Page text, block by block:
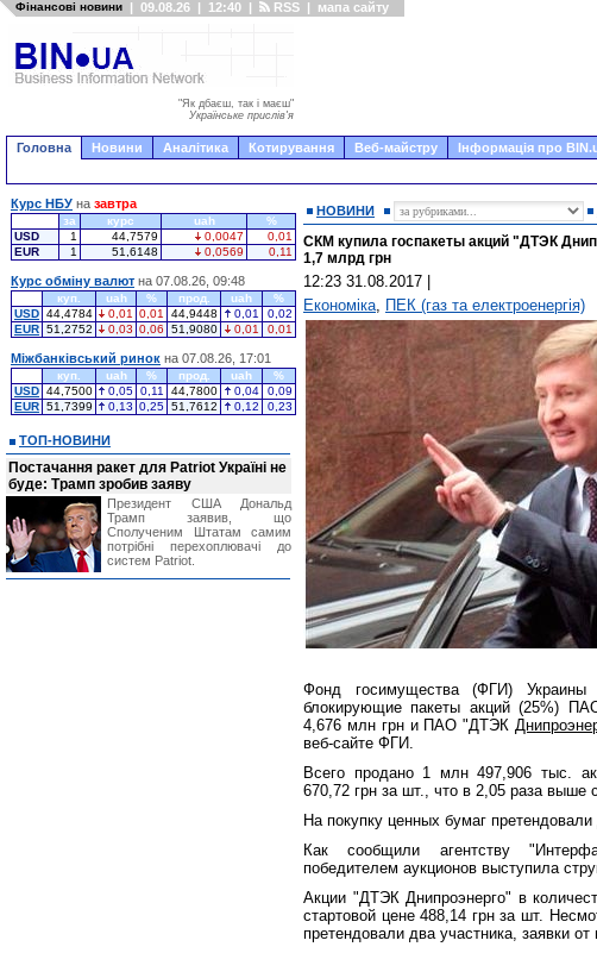
Фінансові новини | 09.08.26 | 12:40 | RSS | мапа сайту
"Як дбаєш, так і маєш"
Українське прислів'я
Головна Новини Аналітика Котирування Веб-майстру Інформація про
НОВИНИ
СКМ купила госпакеты акций "ДТЭК
1,7 млрд грн
12:23 31.08.2017
Економіка, ПЕК (газ та електроенергія)
Фонд госимущества (ФГИ) Украины
блокирующие пакеты акций (25%)
4,676 млн грн и ПАО "ДТЭК
веб-сайте ФГИ.
Всего продано 1 млн 497,906 тыс.
670,72 грн за шт., что в 2,05 раза выше
На покупку ценных бумаг претендовали
Как сообщили агентству
победителем аукционов выступила
Акции "ДТЭК Днипроэнерго" в
стартовой цене 488,14 грн за шт.
претендовали два участника, заявки от
Курс НБУ на завтра
за курс uah
%
USD
1 44,7579 0,0047
0,01
EUR
1 51,6148 0,0569 0,11
Курс обміну валют на 07.08.26, 09:48
куп. uah % прод. uah
%
USD 44,4784 0,01 0,01 44,9448 0,01
0,02
EUR 51,2752 0,03 0,06 51,9080 0,01 0,01
Міжбанківський ринок на 07.08.26, 17:01
куп. uah % прод. uah
%
USD 44,7500 0,05 0,11 44,7800 0,04
0,09
EUR 51,7399 0,13 0,25 51,7612 0,12 0,23
ТОП-НОВИНИ
Постачання ракет для Patriot Україні не
буде: Трамп зробив заяву
Президент США Дональд
Трамп заявив, що
Сполученим Штатам самим
потрібні перехоплювачі до
систем Patriot.